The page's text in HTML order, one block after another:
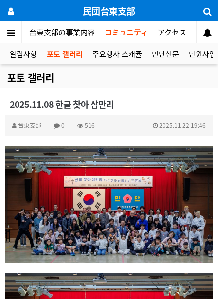
民団台東支部
挨拶 台東支部の事業内容 コミュニティ アクセス
알림사항 포토 갤러리 주요행사 스캐쥴 민단신문 단원사업
포토 갤러리
2025.11.08 한글 찾아 삼만리
台東支部 0 516 2025.11.22 19:46